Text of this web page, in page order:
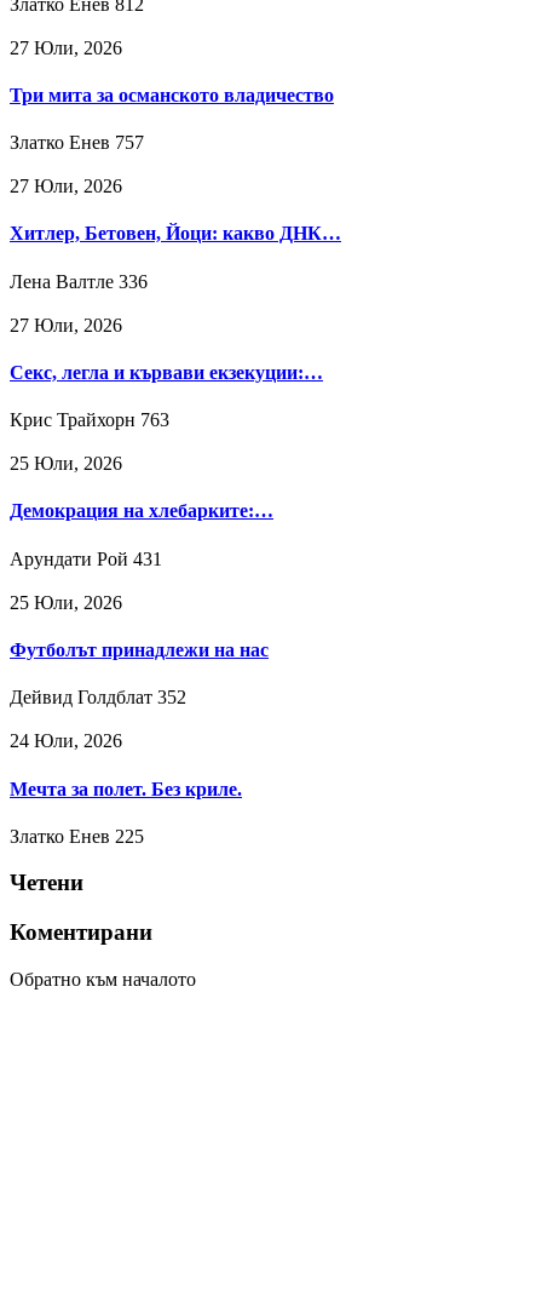
27 Юли, 2026
Три мита за османското владичество
Златко Енев 757
27 Юли, 2026
Хитлер, Бетовен, Йоци: какво ДНК…
Лена Валтле 336
27 Юли, 2026
Секс, легла и кървави екзекуции:…
Крис Трайхорн 763
25 Юли, 2026
Демокрация на хлебарките:…
Арундати Рой 431
25 Юли, 2026
Футболът принадлежи на нас
Дейвид Голдблат 352
24 Юли, 2026
Мечта за полет. Без криле.
Златко Енев 225
Четени
Коментирани
Обратно към началото